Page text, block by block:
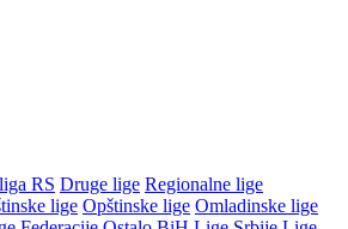
RS Druge lige Regionalne lige
lige Opštinske lige Omladinske lige